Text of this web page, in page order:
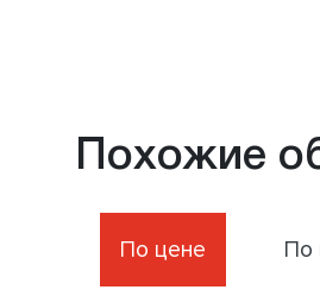
Похожие
По цене По